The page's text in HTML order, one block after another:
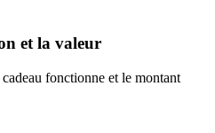
et la valeur
fonctionne et le montant